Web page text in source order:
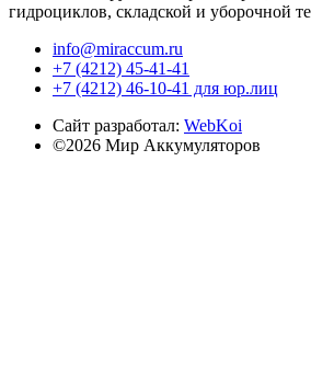
гидроциклов, складской и уборочной
info@miraccum.ru
+7 (4212) 45-41-41
+7 (4212) 46-10-41 для юр.лиц
Сайт разработал: WebKoi
©2026 Мир Аккумуляторов